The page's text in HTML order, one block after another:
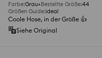
Farbe:Grau Bestellte Größe:44
Größen Guide:ideal
Coole Hose, in der Größe 👍️
Siehe Original